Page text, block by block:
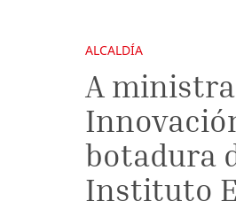
ALCALDÍA
A
botadura
Instituto